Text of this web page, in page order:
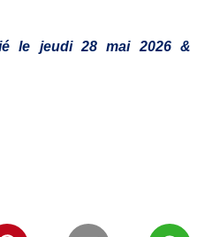
le jeudi 28 mai 2026 &